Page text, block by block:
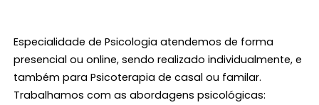
Especialidade de Psicologia atendemos de forma
presencial ou online, sendo realizado individualmente, e
também para Psicoterapia de casal ou familar.
Trabalhamos com as abordagens psicológicas: